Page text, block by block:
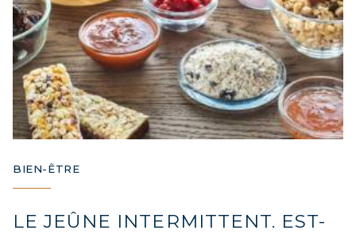
COLLAGÈNE POUR CHEVEUX :
CROISSANCE & FORCE
COLLAGÈNE : SOULAGEZ DOULEURS
& ARTICULATIONS
COLLAGÈNE : BOOSTEZ VOTRE
IMMUNITÉ NATURELLEMENT
BIEN-ÊTRE
LE JEÛNE INTERMITTENT. EST-